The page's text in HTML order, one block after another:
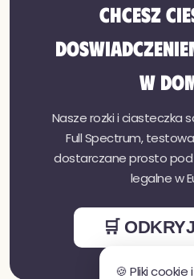
🍪 Pliki
Chcesz
w
Nasze rozki i ciasteczka
Full Spectrum,
dostarczane prosto pod
legalne w
🛒